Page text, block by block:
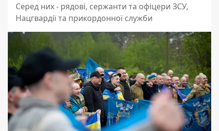
Серед них - рядові, сержанти та офіцери ЗСУ,
Нацгвардії та прикордонної служби